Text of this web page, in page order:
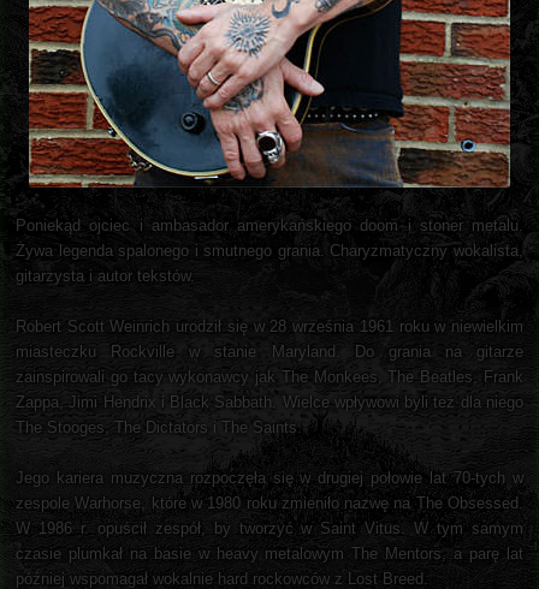
Poniekąd ojciec i ambasador amerykańskiego doom i stoner metalu.
Żywa legenda spalonego i smutnego grania. Charyzmatyczny wokalista,
gitarzysta i autor tekstów.
Robert Scott Weinrich urodził się w 28 września 1961 roku w niewielkim
miasteczku Rockville w stanie Maryland. Do grania na gitarze
zainspirowali go tacy wykonawcy jak The Monkees, The Beatles, Frank
Zappa, Jimi Hendrix i Black Sabbath. Wielce wpływowi byli też dla niego
The Stooges, The Dictators i The Saints.
Jego kariera muzyczna rozpoczęła się w drugiej połowie lat 70-tych w
zespole Warhorse, które w 1980 roku zmieniło nazwę na The Obsessed.
W 1986 r. opuścił zespół, by tworzyć w Saint Vitus. W tym samym
czasie plumkał na basie w heavy metalowym The Mentors, a parę lat
później wspomagał wokalnie hard rockowców z Lost Breed.